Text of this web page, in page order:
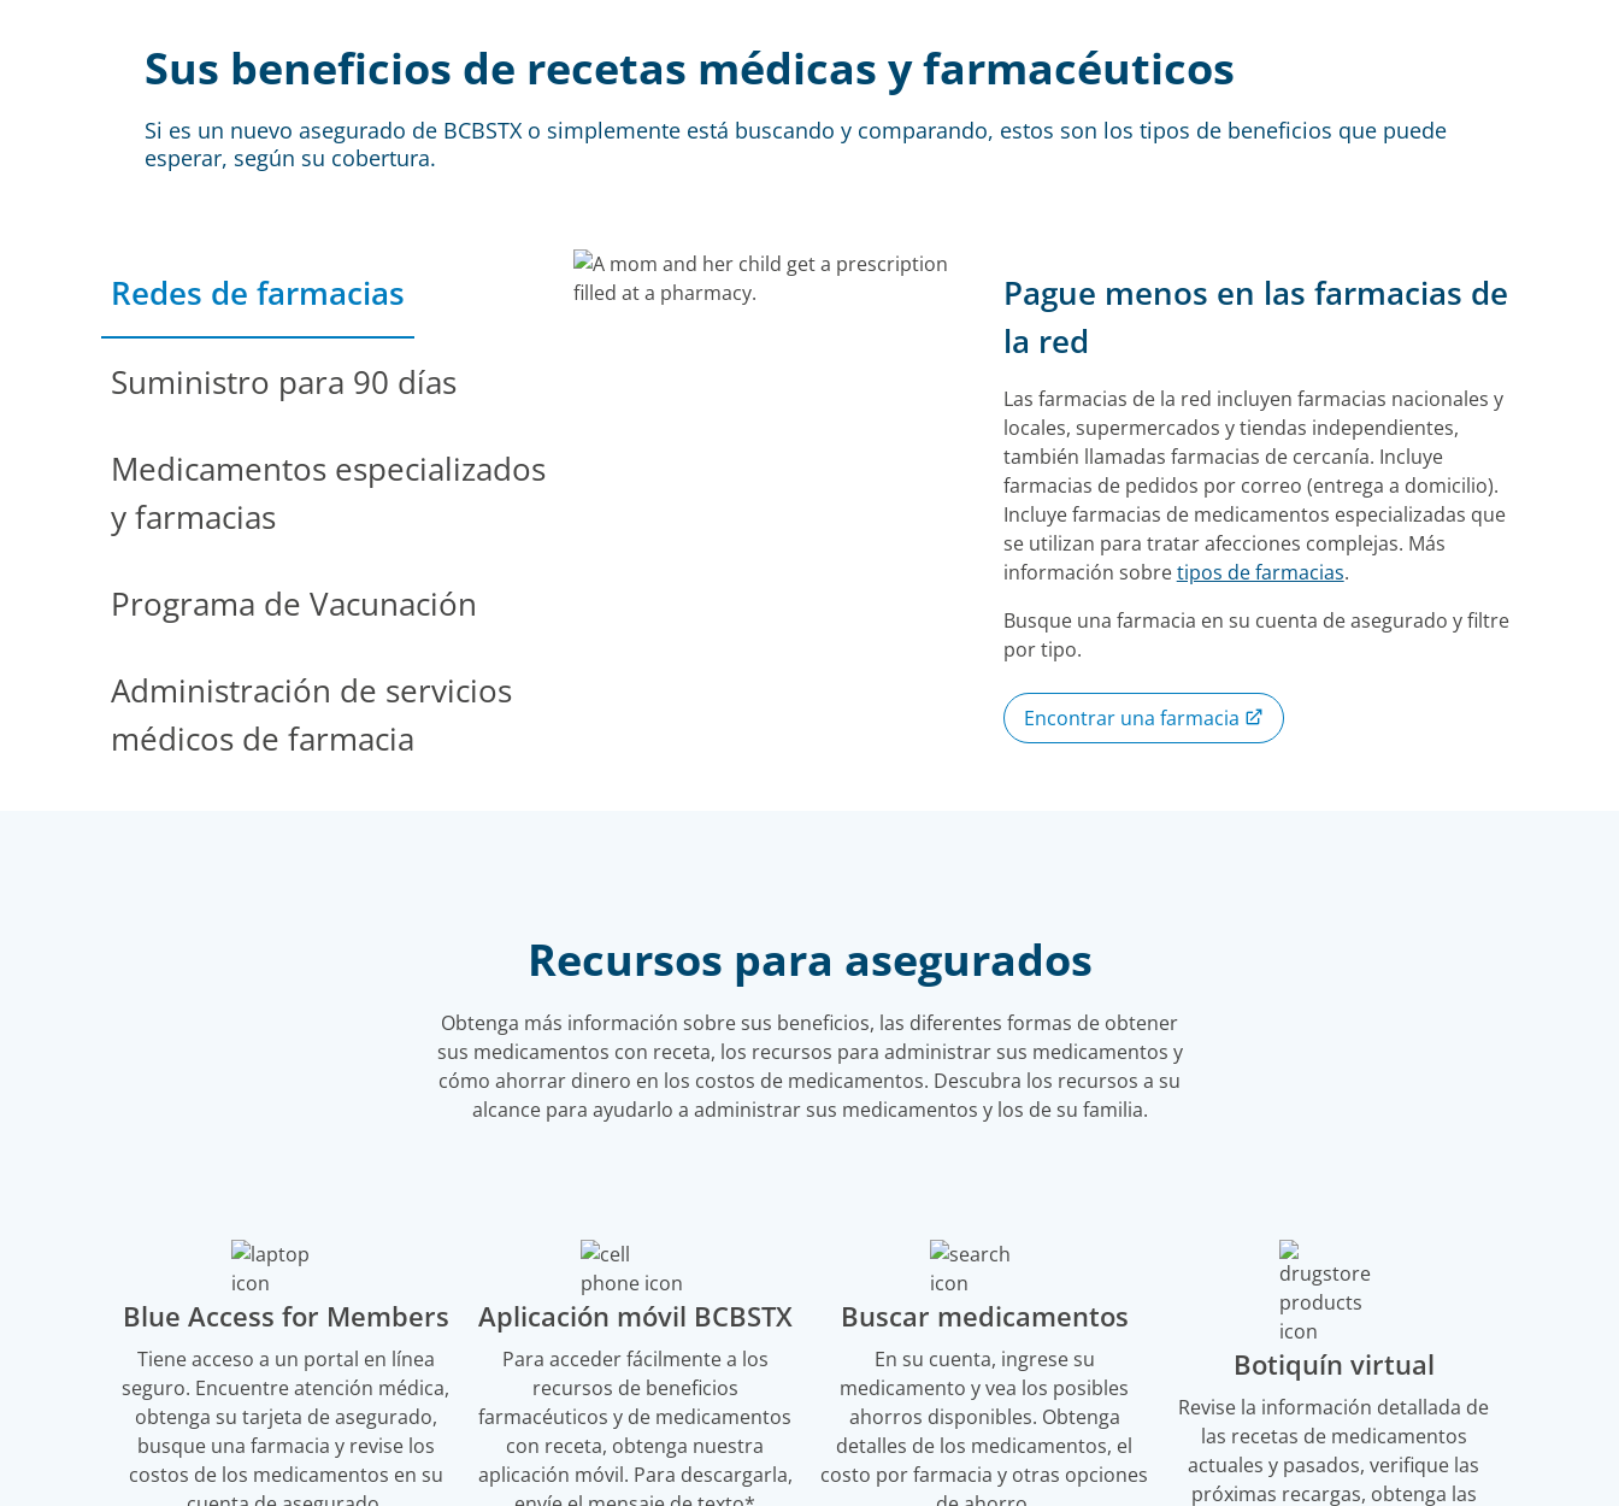
Sus beneficios de recetas médicas y farmacéuticos
Si es un nuevo asegurado de BCBSTX o simplemente está buscando y comparando, estos son los tipos de beneficios que puede
esperar, según su cobertura.
Redes de farmacias
Suministro para 90 días
Medicamentos especializados
y farmacias
Programa de Vacunación
Administración de servicios
médicos de farmacia
Pague menos en las farmacias de
la red
Las farmacias de la red incluyen farmacias nacionales y
locales, supermercados y tiendas independientes,
también llamadas farmacias de cercanía. Incluye
farmacias de pedidos por correo (entrega a domicilio).
Incluye farmacias de medicamentos especializadas que
se utilizan para tratar afecciones complejas. Más
información sobretipos de farmacias.
Busque una farmacia en su cuenta de asegurado y filtre
por tipo.
Encontrar una farmacia
Recursos para asegurados
Obtenga más información sobre sus beneficios, las diferentes formas de obtener
sus medicamentos con receta, los recursos para administrar sus medicamentos y
cómo ahorrar dinero en los costos de medicamentos. Descubra los recursos a su
alcance para ayudarlo a administrar sus medicamentos y los de su familia.
Blue Access for Members
Tiene acceso a un portal en línea
seguro. Encuentre atención médica,
obtenga su tarjeta de asegurado,
busque una farmacia y revise los
costos de los medicamentos en su
Aplicación móvil BCBSTX
Para acceder fácilmente a los
recursos de beneficios
farmacéuticos y de medicamentos
con receta, obtenga nuestra
aplicación móvil. Para descargarla,
Buscar medicamentos
En su cuenta, ingrese su
medicamento y vea los posibles
ahorros disponibles. Obtenga
detalles de los medicamentos, el
costo por farmacia y otras opciones
Botiquín virtual
Revise la información detallada de
las recetas de medicamentos
actuales y pasados, verifique las
próximas recargas, obtenga las